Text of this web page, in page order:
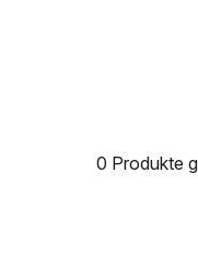
0 Produkte